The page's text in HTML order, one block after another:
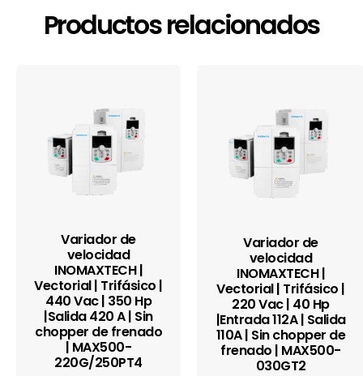
Productos relacionados
Variador de
velocidad
INOMAXTECH |
Vectorial | Trifásico |
440 Vac | 350 Hp
|Salida 420 A | Sin
chopper de frenado
| MAX500-
220G/250PT4
Variador de
velocidad
INOMAXTECH |
Vectorial | Trifásico |
220 Vac | 40 Hp
|Entrada 112A | Salida
110A | Sin chopper de
frenado | MAX500-
030GT2